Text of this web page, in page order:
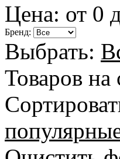
Цена: от 0
Бренд:
Выбрать:
Товаров на